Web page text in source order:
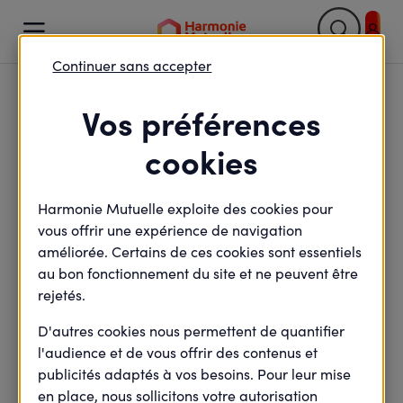

Vyv : Le Nouveau Plan
Stratégique dans Les
Echos
Mis à jour le15 juin 2026
Vos préférences
cookies
Harmonie Mutuelle exploite des cookies pour
vous offrir une expérience de navigation
améliorée. Certains de ces cookies sont essentiels
au bon fonctionnement du site et ne peuvent être
rejetés.
D'autres cookies nous permettent de quantifier
l'audience et de vous offrir des contenus et
publicités adaptés à vos besoins. Pour leur mise
en place, nous sollicitons votre autorisation
Continuer sans accepter